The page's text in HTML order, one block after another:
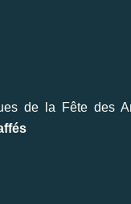
de la Fête des